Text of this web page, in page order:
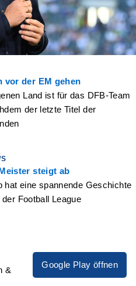
vor der EM gehen
Land ist für das DFB-Team
der letzte Titel der
steigt ab
hat eine spannende Geschichte
Football League
&
Google Play öffnen